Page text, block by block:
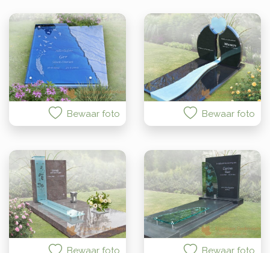
Bewaar foto Bewaar foto
Bewaar foto Bewaar foto